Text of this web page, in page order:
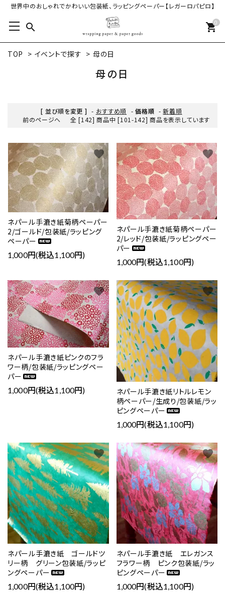
世界中のおしゃれでかわいい包装紙、ラッピングペーパー【レガーロパピロ】
search 0
shopping_cart
TOP > イベントで探す > 母の日
母の日
[ 並び順を変更 ] - おすすめ順 -価格順 -新着順
前のページへ
全 [142] 商品中 [101-142] 商品を表示しています
ネパール手漉き紙菊柄ペーパー
2/ゴールド/包装紙/ラッピング
ペーパー
1,000円(税込1,100円)
favorite
ネパール手漉き紙菊柄ペーパー
2/レッド/包装紙/ラッピングペー
パー
1,000円(税込1,100円)
favorite
ネパール手漉き紙ピンクのフラ
ワー柄/包装紙/ラッピングペー
パー
1,000円(税込1,100円)
favorite
ネパール手漉き紙リトルレモン
柄ペーパー/生成り/包装紙/ラッ
ピングペーパー
1,000円(税込1,100円)
favorite
ネパール手漉き紙 ゴールドツ
リー柄 グリーン包装紙/ラッピ
ングペーパー
1,000円(税込1,100円)
favorite
ネパール手漉き紙 エレガンス
フラワー柄 ピンク包装紙/ラッ
ピングペーパー
1,000円(税込1,100円)
favorite